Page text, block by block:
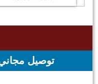
مجاني بجدة للطلبات فوق قيمه ال ١٠٠ ريال -